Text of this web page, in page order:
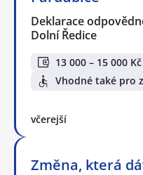
Deklarace
Dolní Ředice
13 000 – 15 000 Kč
Vhodné také pro
včerejší
Změna, která